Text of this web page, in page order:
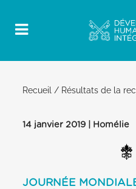
Recueil / Résultats de la
14 janvier 2019 | Homélie
JOURNÉE